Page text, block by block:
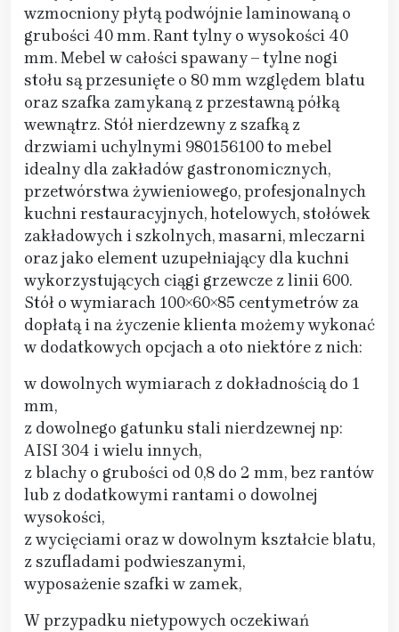
wzmocniony płytą podwójnie laminowaną o
grubości 40 mm. Rant tylny o wysokości 40
mm. Mebel w całości spawany – tylne nogi
stołu są przesunięte o 80 mm względem blatu
oraz szafka zamykaną z przestawną półką
wewnątrz. Stół nierdzewny z szafką z
drzwiami uchylnymi 980156100 to mebel
idealny dla zakładów gastronomicznych,
przetwórstwa żywieniowego, profesjonalnych
kuchni restauracyjnych, hotelowych, stołówek
zakładowych i szkolnych, masarni, mleczarni
oraz jako element uzupełniający dla kuchni
wykorzystujących ciągi grzewcze z linii 600.
Stół o wymiarach 100×60×85 centymetrów za
dopłatą i na życzenie klienta możemy wykonać
w dodatkowych opcjach a oto niektóre z nich:
w dowolnych wymiarach z dokładnością do 1
mm,
z dowolnego gatunku stali nierdzewnej np:
AISI 304 i wielu innych,
z blachy o grubości od 0,8 do 2 mm, bez rantów
lub z dodatkowymi rantami o dowolnej
wysokości,
z wycięciami oraz w dowolnym kształcie blatu,
z szufladami podwieszanymi,
wyposażenie szafki w zamek,
W przypadku nietypowych oczekiwań